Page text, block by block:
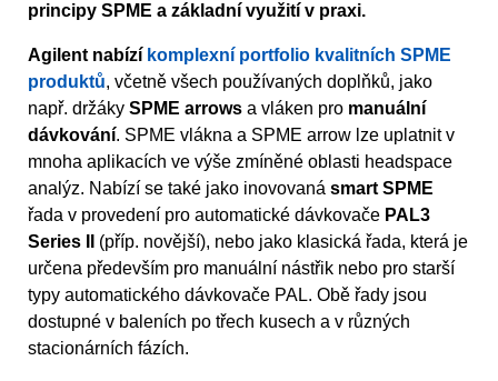
principy SPME a základní využití v praxi.
Agilent nabízí komplexní portfolio kvalitních SPME
produktů, včetně všech používaných doplňků, jako
např. držáky SPME arrows a vláken pro manuální
dávkování. SPME vlákna a SPME arrow lze uplatnit v
mnoha aplikacích ve výše zmíněné oblasti headspace
analýz. Nabízí se také jako inovovaná smart SPME
řada v provedení pro automatické dávkovače PAL3
Series II
(příp. novější), nebo jako klasická řada, která je
určena především pro manuální nástřik nebo pro starší
typy automatického dávkovače PAL. Obě řady jsou
dostupné v baleních po třech kusech a v různých
stacionárních fázích.